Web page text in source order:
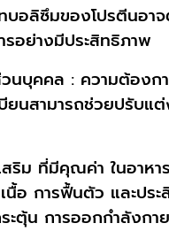
บอลิซึมของโปรตีนอ
รอย่างมีประสิทธิภาพ
นบุคคล : ความต้องก
ยนสามารถช่วยปรับแ
สริม ที่มีคุณค่า ในอาห
นื้อ การฟื้นตัว และปร
ตุ้น การออกกำลังกา